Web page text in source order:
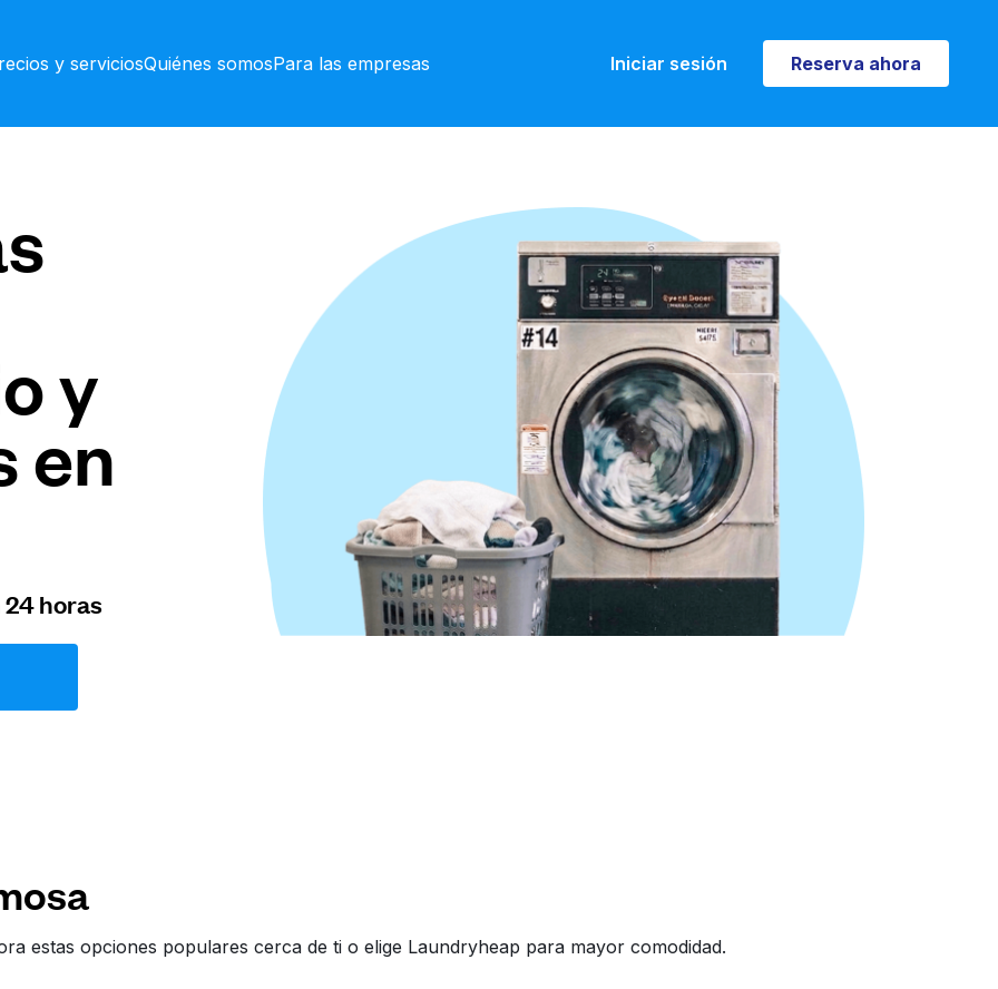
y serviciosQuiénes somosPara las empresas Iniciar sesión Reserva ahora
Reserva ahora
y
en
horas
estas opciones populares cerca de ti o elige Laundryheap para mayor comodidad.